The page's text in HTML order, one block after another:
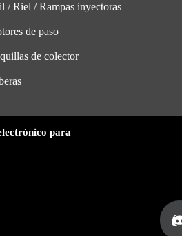
/ Riel / Rampas inyectoras
de paso
de colector
para